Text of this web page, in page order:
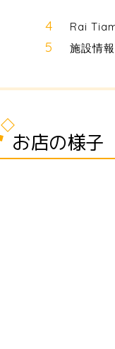
Rai
施設情報
お店の様子